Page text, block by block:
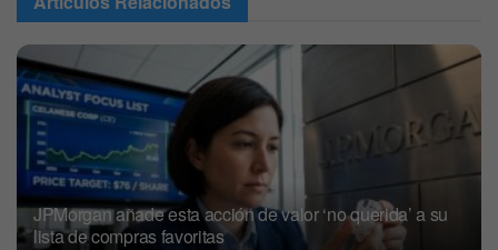
JPMorgan añade esta acción de valor ‘no querida’ a su
lista de compras favoritas